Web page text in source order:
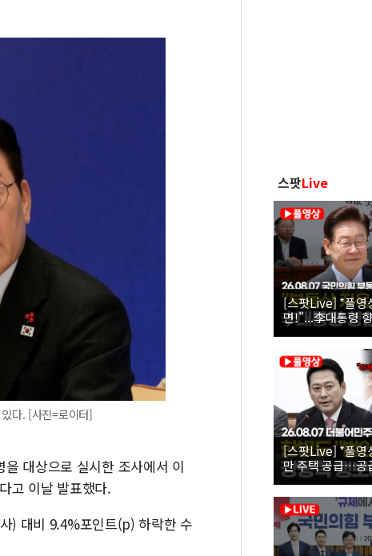
다. [사진=로이터]
대상으로 실시한 조사에서 이
고 이날 발표했다.
) 대비 9.4%포인트(p) 하락한 수
스팟Live
[스팟Live] *풀영
면!"...李대통령
| 26.08.07 국민의
위원회 전체회의
[스팟Live] *풀영
만 주택 공급…공
26.08.07 더불어